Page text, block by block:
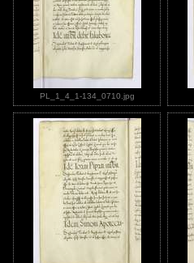
PL_1_4_1-134_0710.jpg